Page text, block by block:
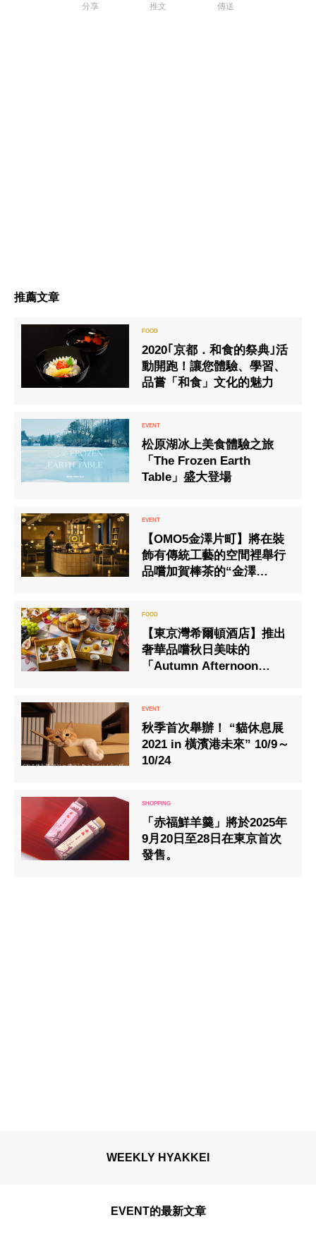
分享 推文 傳送
推薦文章
2020｢京都．和食的祭典｣活
動開跑！讓您體驗、學習、
品嘗「和食」文化的魅力
松原湖冰上美食體驗之旅
「The Frozen Earth
Table」盛大登場
【OMO5金澤片町】將在裝
飾有傳統工藝的空間裡舉行
品嚐加賀棒茶的“金澤
【東京灣希爾頓酒店】推出
奢華品嚐秋日美味的
「Autumn Afternoon
秋季首次舉辦！ “貓休息展
2021 in 橫濱港未來” 10/9～
10/24
「赤福鮮羊羹」將於2025年
9月20日至28日在東京首次
發售。
WEEKLY HYAKKEI
EVENT的最新文章